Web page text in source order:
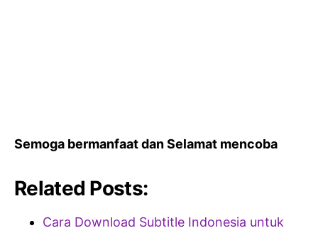
Semoga bermanfaat dan Selamat mencoba
Related Posts:
Cara Download Subtitle Indonesia untuk